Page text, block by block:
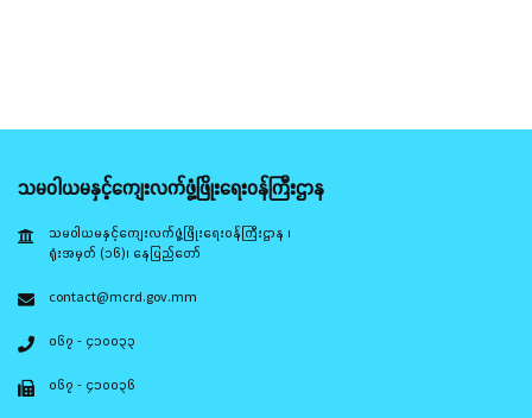
သမဝါယမနှင့်ကျေးလက်ဖွံ့ဖြိုးရေးဝန်ကြီးဌာန
သမဝါယမနှင့်ကျေးလက်ဖွံ့ဖြိုးရေးဝန်ကြီးဌာန ၊
ရုံးအမှတ် (၁၆)၊ နေပြည်တော်
contact@mcrd.gov.mm
၀၆၇ - ၄၁၀၀၃၃
၀၆၇ - ၄၁၀၀၃၆